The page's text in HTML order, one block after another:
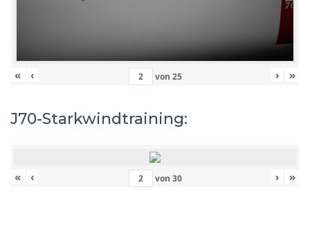
« ‹ von 25 › »
J70-Starkwindtraining:
« ‹ von 30 › »